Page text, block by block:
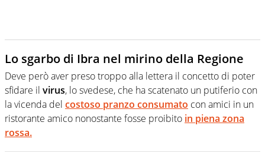
Lo sgarbo di Ibra nel mirino della Regione
Deve però aver preso troppo alla lettera il concetto di poter
sfidare il virus, lo svedese, che ha scatenato un putiferio con
la vicenda del costoso pranzo consumato con amici in un
ristorante amico nonostante fosse proibito in piena zona
rossa.